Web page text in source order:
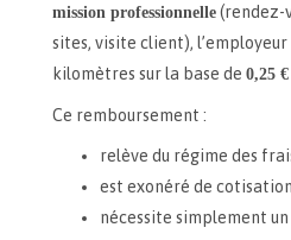
mission professionnelle(rendez-
sites, visite client),
kilomètres sur la base de 0,25
Ce remboursement :
relève du régime des
est exonéré de
nécessite simplement